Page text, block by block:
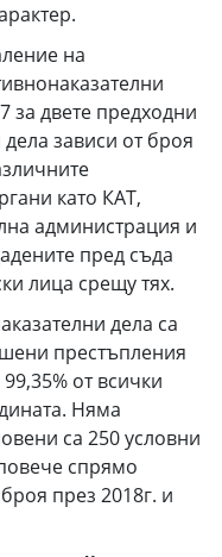
на
за двете предходни
зависи от броя
като КАТ,
администрация и
пред съда
лица срещу тях.
дела са
престъпления
от всички
Няма
са 250 условни
спрямо
през 2018г. и